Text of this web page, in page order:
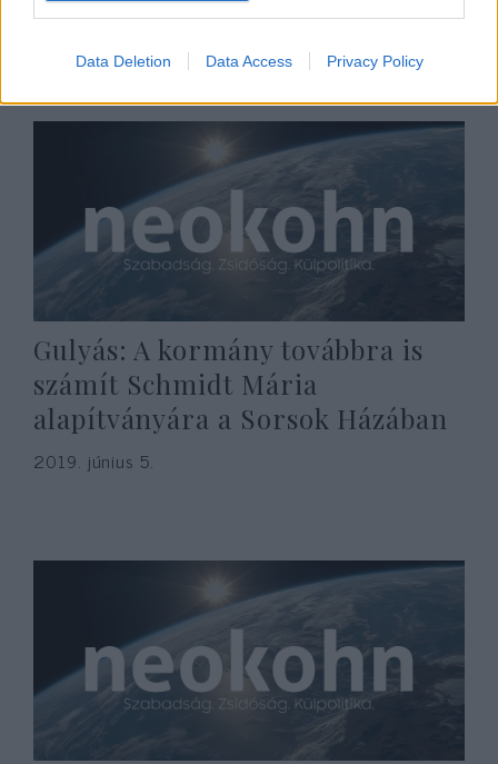
Data Deletion Data Access Privacy Policy
2019. június 5.
Gulyás: A kormány továbbra is
számít Schmidt Mária
alapítványára a Sorsok Házában
2019. június 5.